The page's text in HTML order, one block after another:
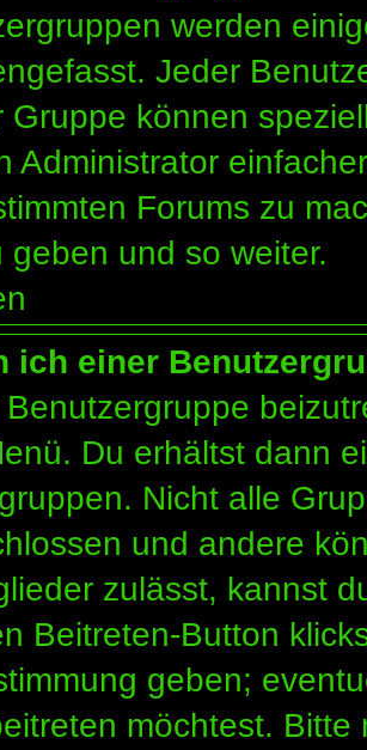
werden
Jeder
Gruppe können
Administrator
Forums zu
geben und so weiter.
ich einer
Benutzergruppe
Du erhältst dann
Nicht alle
und andere
zulässt, kannst
Beitreten-Button
geben;
möchtest.